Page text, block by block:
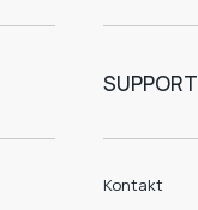
SUPPORT
Kontakt